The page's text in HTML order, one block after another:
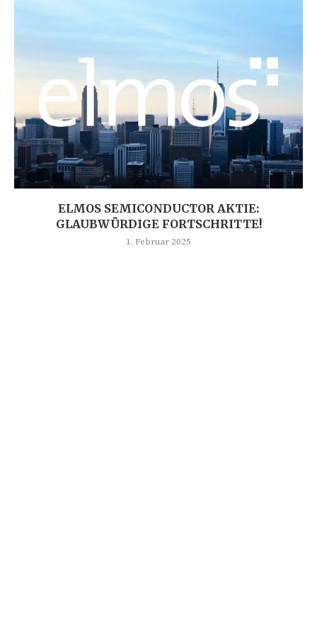
ELMOS SEMICONDUCTOR AKTIE:
GLAUBWÜRDIGE FORTSCHRITTE!
1. Februar 2025